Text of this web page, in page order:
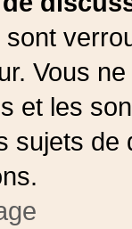
Vous
et les
sujets